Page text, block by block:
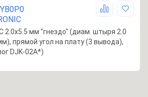
2.0x5.5 мм "гнездо" (диам. штыря 2.0
прямой угол на плату (3 вывода),
DJK-02A*)